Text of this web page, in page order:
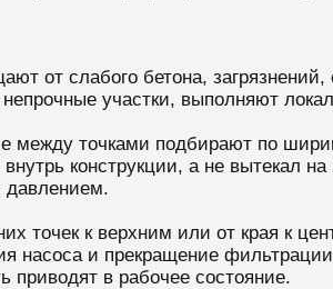
от слабого бетона,
участки, выполняют
между точками подбирают по
конструкции, а не вытекал
давлением.
точек к верхним или от края к
насоса и прекращение
приводят в рабочее состояние.